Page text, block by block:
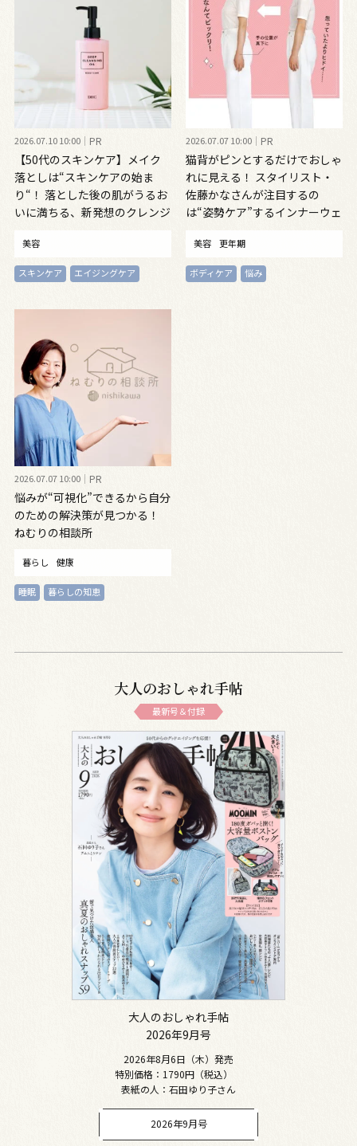
2026.07.10 10:00 PR
【50代のスキンケア】メイク
落としは“スキンケアの始ま
り“！ 落とした後の肌がうるお
いに満ちる、新発想のクレンジ
美容
スキンケア エイジングケア
2026.07.07 10:00 PR
猫背がピンとするだけでおしゃ
れに見える！ スタイリスト・
佐藤かなさんが注目するの
は“姿勢ケア”するインナーウェ
美容 更年期
ボディケア 悩み
2026.07.07 10:00 PR
悩みが“可視化”できるから自分
のための解決策が見つかる！
ねむりの相談所
暮らし 健康
睡眠 暮らしの知恵
大人のおしゃれ手帖
最新号＆付録
大人のおしゃれ手帖
2026年9月号
2026年8月6日（木）発売
特別価格：1790円（税込）
表紙の人：石田ゆり子さん
2026年9月号